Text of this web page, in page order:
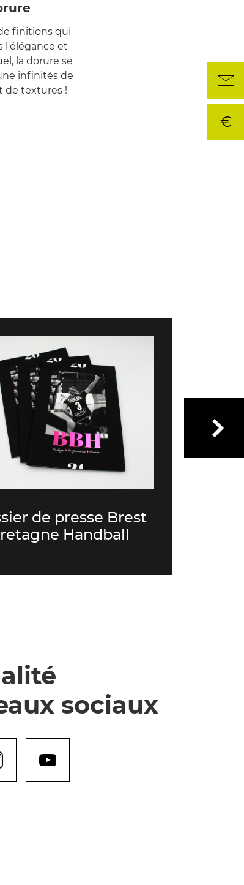
€
finitions qui
l'élégance et
la dorure se
infinités de
de textures !
de presse Brest
Handball
sociaux